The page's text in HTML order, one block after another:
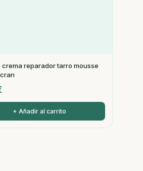
reparador tarro mousse
+ Añadir al carrito